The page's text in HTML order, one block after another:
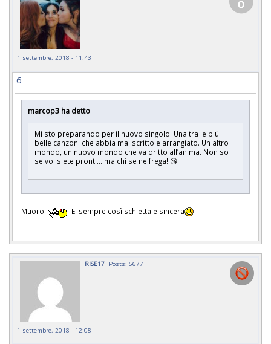
1 settembre, 2018 - 11:43
6
marcop3 ha detto
Mi sto preparando per il nuovo singolo! Una tra le più
belle canzoni che abbia mai scritto e arrangiato. Un altro
mondo, un nuovo mondo che va dritto all’anima. Non so
se voi siete pronti... ma chi se ne frega! 😘
Muoro E' sempre così schietta e sincera
RISE17 Posts: 5677
1 settembre, 2018 - 12:08